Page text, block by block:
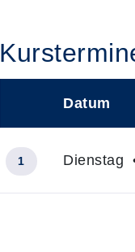
Insgesamt gibt es
Datum
1 Dienstag